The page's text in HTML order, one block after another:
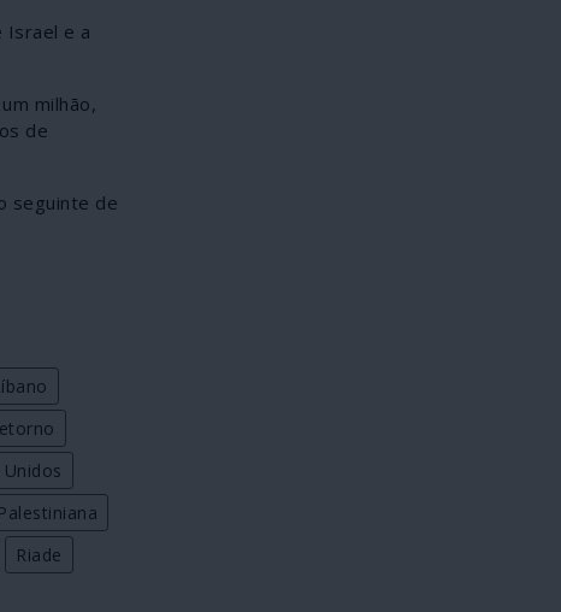
Israel e a
milhão,
de
seguinte de
Riade